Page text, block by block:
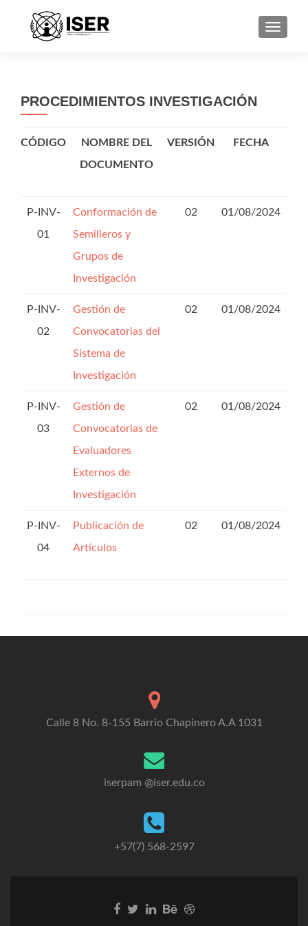
PROCEDIMIENTOS INVESTIGACIÓN
CÓDIGO
NOMBRE DEL
DOCUMENTO
VERSIÓN FECHA
P-INV-
01
Conformación de
Semilleros y
Grupos de
Investigación
02 01/08/2024
P-INV-
02
Gestión de
Convocatorias del
Sistema de
Investigación
02 01/08/2024
P-INV-
03
Gestión de
Convocatorias de
Evaluadores
Externos de
Investigación
02 01/08/2024
P-INV-
04
Publicación de
Artículos
02 01/08/2024
Calle 8 No. 8-155 Barrio Chapinero A.A 1031
iserpam @iser.edu.co
+57(7) 568-2597
Go Go
Go
Go
Go